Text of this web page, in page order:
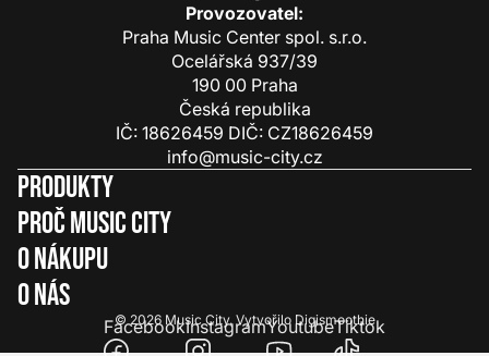
Provozovatel:
Praha Music Center spol. s.r.o.
Ocelářská 937/39
190 00 Praha
Česká republika
IČ: 18626459 DIČ: CZ18626459
info@music-city.cz
Produkty
Proč Music City
O nákupu
O nás
© 2026 Music City. Vytvořilo Digismoothie
FacebookInstagramYoutubeTiktok